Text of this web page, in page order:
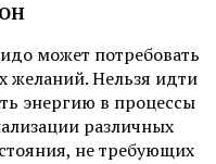
может потребовать
желаний. Нельзя идти
энергию в процессы
различных
не требующих